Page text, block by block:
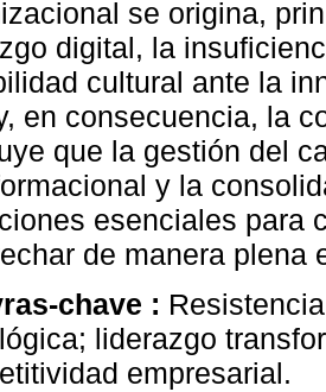
se origina,
digital, la
cultural ante la
en consecuencia, la
que la gestión del
y la
esenciales para
de manera plena
chave :
liderazgo
empresarial.